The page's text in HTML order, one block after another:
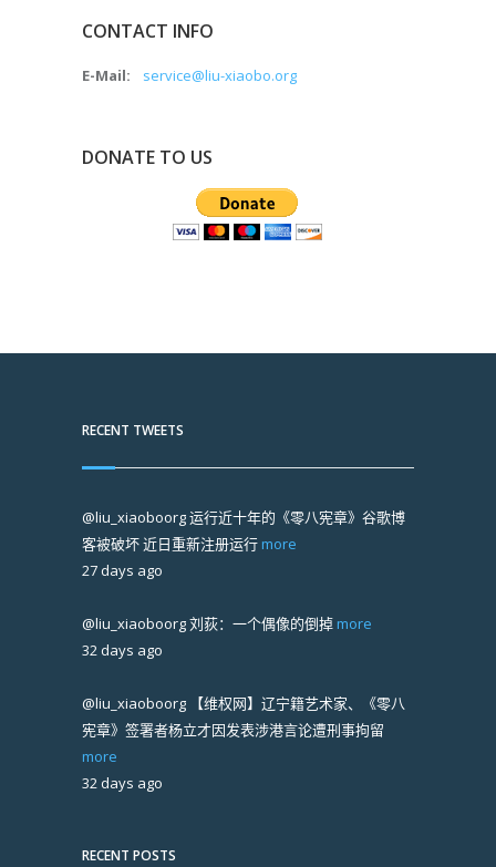
CONTACT INFO
E-Mail: service@liu-xiaobo.org
DONATE TO US
RECENT TWEETS
@liu_xiaoboorg运行近十年的《零八宪章》谷歌博
客被破坏 近日重新注册运行 more
27 days ago
@liu_xiaoboorg刘荻：一个偶像的倒掉 more
32 days ago
@liu_xiaoboorg 【维权网】辽宁籍艺术家、《零八
宪章》签署者杨立才因发表涉港言论遭刑事拘留
more
32 days ago
RECENT POSTS